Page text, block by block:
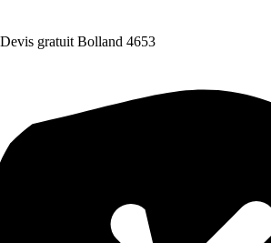
Devis gratuit Bolland 4653